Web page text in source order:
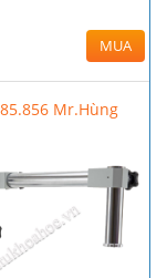
MUA
Mr.Hùng